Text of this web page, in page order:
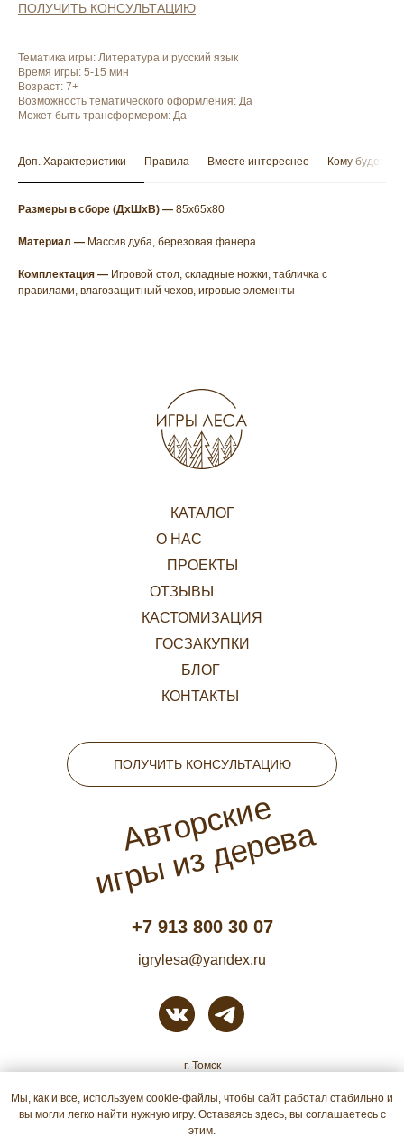
ПОЛУЧИТЬ КОНСУЛЬТАЦИЮ
Тематика игры: Литература и русский язык
Время игры: 5-15 мин
Возраст: 7+
Возможность тематического оформления: Да
Может быть трансформером: Да
Доп. Характеристики Правила Вместе интереснее Кому будет
Размеры в сборе (ДхШхВ) — 85х65х80
Материал — Массив дуба, березовая фанера
Комплектация — Игровой стол, складные ножки, табличка с
правилами, влагозащитный чехов, игровые элементы
КАТАЛОГ
О НАС
ОТЗЫВЫ
ПРОЕКТЫ
КАСТОМИЗАЦИЯ
ГОСЗАКУПКИ
БЛОГ
КОНТАКТЫ
+7 913 800 30 07
igrylesa@yandex.ru
г. Томск
Авторские
игры из дерева
Политика конфиденциальности
ПОЛУЧИТЬ КОНСУЛЬТАЦИЮ
Мы, как и все, используем cookie-файлы, чтобы сайт работал стабильно и
вы могли легко найти нужную игру. Оставаясь здесь, вы соглашаетесь с
этим.